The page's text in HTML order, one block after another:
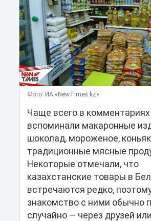
Фото: ИА «NewTimes.kz»
Чаще всего в комментариях
вспоминали макаронные
шоколад, мороженое,
традиционные мясные
Некоторые отмечали, что
казахстанские товары в
встречаются редко,
знакомство с ними обычно
случайно — через друзей